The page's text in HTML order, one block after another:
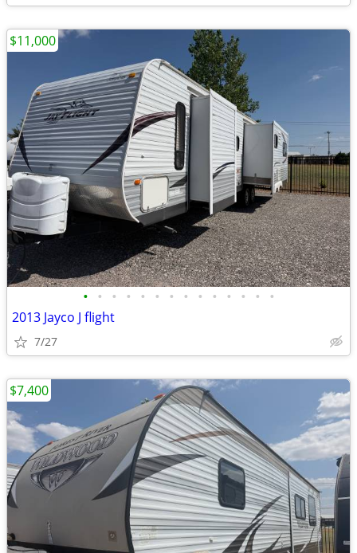
• • • • • • • • • • • • • •
2013 Jayco J flight
7/27
$11,000
$7,400